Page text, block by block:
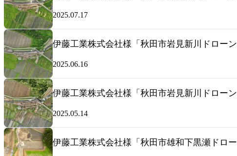
2025.07.17
伊藤工業株式会社様「秋田市岩見新川ドローン
2025.06.16
伊藤工業株式会社様「秋田市岩見新川ドローン
2025.05.14
伊藤工業株式会社様「秋田市雄和下黒瀬ドロー